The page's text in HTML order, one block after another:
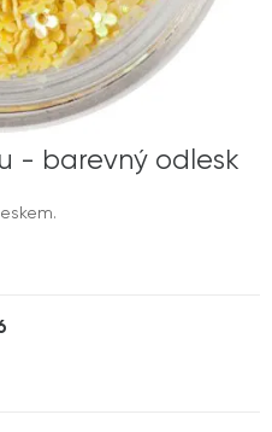
- barevný odlesk